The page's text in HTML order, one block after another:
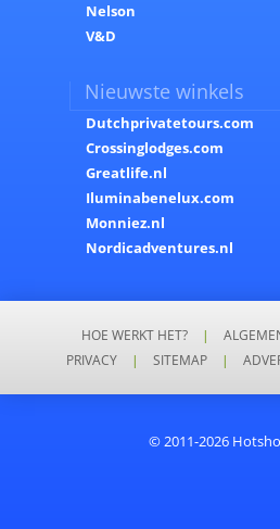
Nelson
V&D
Nieuwste winkels
Dutchprivatetours.com
Crossinglodges.com
Greatlife.nl
Iluminabenelux.com
Monniez.nl
Nordicadventures.nl
HOE WERKT HET? |
PRIVACY
| SITEMAP |
© 2011-2026